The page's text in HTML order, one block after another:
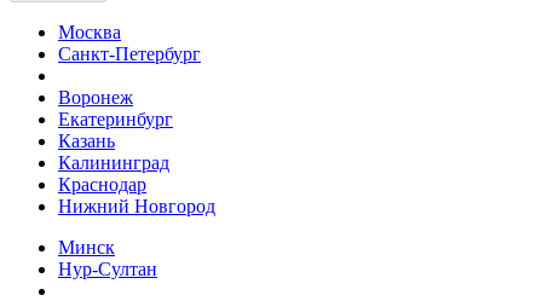
Москва
Санкт-Петербург
Воронеж
Екатеринбург
Казань
Калининград
Краснодар
Нижний Новгород
Минск
Нур-Султан